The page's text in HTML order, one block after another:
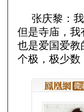
张庆黎：
但是寺庙，我
也是爱国爱教
个极，极少数